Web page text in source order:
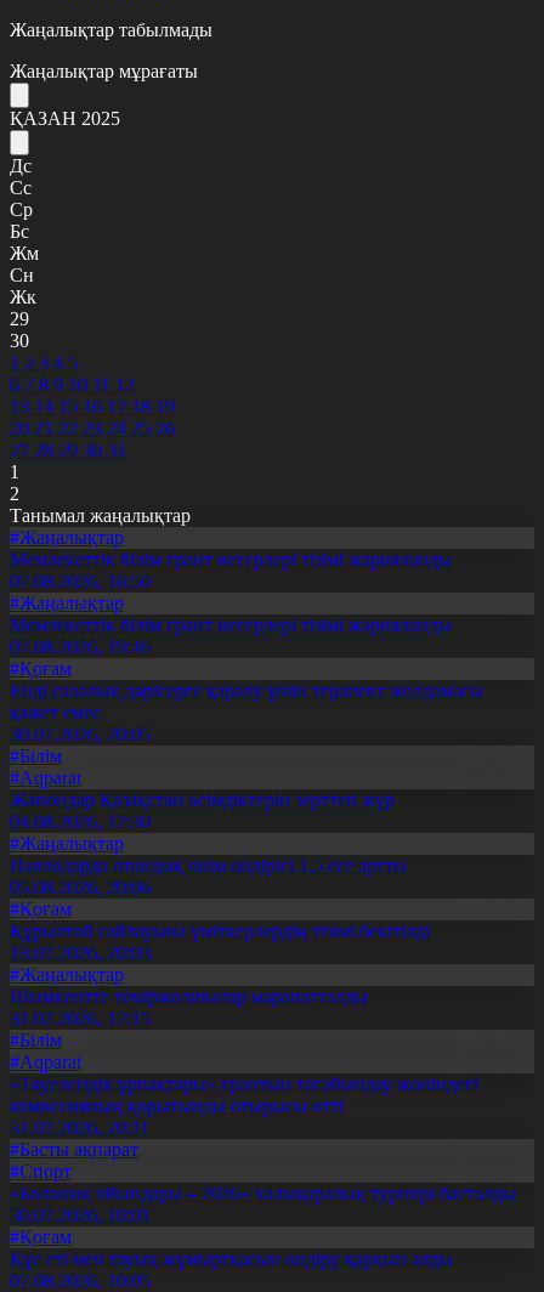
Жаңалықтар табылмады
Жаңалықтар мұрағаты
ҚАЗАН 2025
Дс
Сс
Ср
Бс
Жм
Сн
Жк
29
30
1 2 3 4 5
6 7 8 9 10 11 12
13 14 15 16 17 18 19
20 21 22 23 24 25 26
27 28 29 30 31
1
2
Танымал жаңалықтар
#Жаңалықтар
Мемлекеттік білім грант иегерлері тізімі жарияланды
07.08.2026, 16:50
#Жаңалықтар
Мемлекеттік білім грант иегерлері тізімі жарияланды
07.08.2026, 19:46
#Қоғам
Енді салалық дәрігерге қаралу үшін терапевт жолдамасы
қажет емес
30.07.2026, 20:05
#Білім
#Aqparat
Жапондар Қазақстан өсімдіктерін зерттеп жүр
04.08.2026, 17:30
#Жаңалықтар
Павлодарда отандық өнім өндірісі 1,5 есе артты
05.08.2026, 20:06
#Қоғам
Құрылтай сайлауына үміткерлердің тізімі бекітілді
13.07.2026, 20:03
#Жаңалықтар
Шымкентте теміржолшылар марапатталды
31.07.2026, 17:15
#Білім
#Aqparat
«Тәуелсіздік ұрпақтары» грантын тағайындау жөніндегі
комиссияның қорытынды отырысы өтті
31.07.2026, 20:11
#Басты ақпарат
#Спорт
«Болашақ ойындары – 2026» халықаралық турнирі басталды
30.07.2026, 10:01
#Қоғам
Құс еті мен тауық жұмыртқасын өндіру қарқын алды
07.08.2026, 10:05